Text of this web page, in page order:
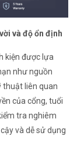
và độ ổn định
kiện được lựa
như nguồn
thuật liên quan
của cổng, tuổi
tra nghiêm
và dễ sử dụng